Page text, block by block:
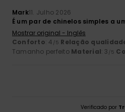
Mark11. Julho 2026
É um par de chinelos simples a
Mostrar original - Inglês
Conforto: 4 /5 Relação
Tamanho perfeito Material: 3 /5
Verificado por